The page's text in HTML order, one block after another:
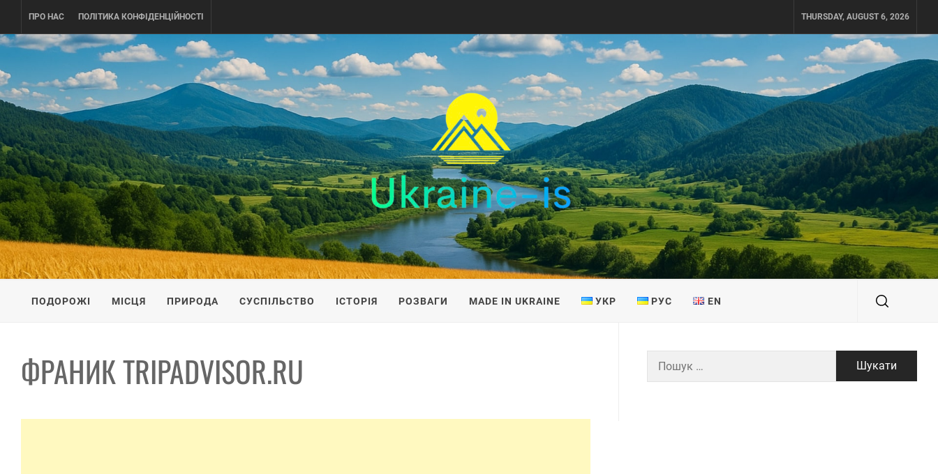
content
ПРО НАС ПОЛІТИКА КОНФІДЕНЦІЙНОСТІ THURSDAY, AUGUST 6, 2026
UKRAINE-IS
ПОДОРОЖI ПО УКРАЇНІ
ПОДОРОЖІ МІСЦЯ ПРИРОДА СУСПІЛЬСТВО ІСТОРІЯ РОЗВАГИ MADE IN UKRAINE УКР РУС EN
ФРАНИК TRIPADVISOR.RU